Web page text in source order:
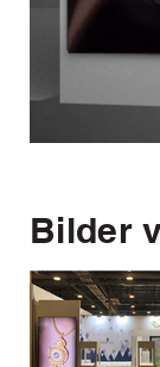
Bilder